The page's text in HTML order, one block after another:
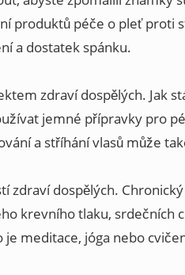
produktů péče o pleť proti
a dostatek spánku.
zdraví dospělých. Jak
jemné přípravky pro
a stříhání vlasů může
zdraví dospělých.
krevního tlaku, srdečních
je meditace, jóga nebo